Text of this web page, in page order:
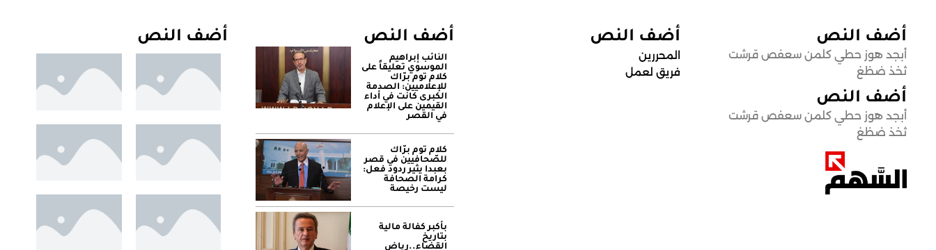
أضف النص
أبجد هوز حطي كلمن سعفص قرشت
ثخذ ضظغ
أضف النص
أبجد هوز حطي كلمن سعفص قرشت
ثخذ ضظغ
أضف النص
المحررين
فريق لعمل
أضف النص
النائب إبراهيم
الموسوي تعليقاً على
كلام توم برّاك
للإعلاميين: الصدمة
الكبرى كانت في أداء
القيمين على ‏الإعلام
في القصر
كلام توم برّاك
للصّحافيين في قصر
بعبدا يثير ردود فعل:
كرامة الصحافة
ليست رخيصة
بأكبر كفالة مالية
بتاريخ
القضاء..رياض
أضف النص